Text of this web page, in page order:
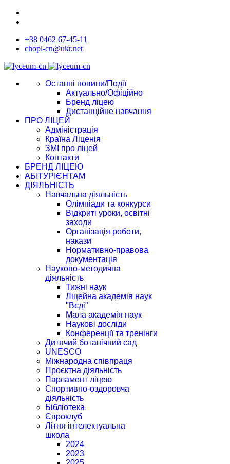
+38 0462 67-45-11
chopl-cn@ukr.net
Останні новини/Події
Актуально/Офіційно
Бренд ліцею
Дистанційне навчання
ПРО ЛІЦЕЙ
Адміністрація
Країна Ліценія
ЗМІ про ліцей
Контакти
БРЕНД ЛІЦЕЮ
АБІТУРІЄНТАМ
ДІЯЛЬНІСТЬ
Навчальна діяльність
Олімпіади та конкурси
Відкриті уроки, освітні
заходи
Організація роботи,
накази
Нормативно-правова
документація
Науково-методична
діяльність
Тижні наук
Ліцейна академія наук
"Вєді"
Мала академія наук
Наукові досліди
Конференції та тренінги
Дитячий ботанічний сад
UNESCO
Міжнародна співпраця
Проєктна діяльність
Парламент ліцею
Спортивно-оздоровча
діяльність
Бібліотека
Євроклуб
Літня інтелектуальна
школа
2024
2023